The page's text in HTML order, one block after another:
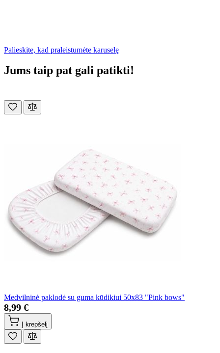
Palieskite, kad praleistumėte karuselę
Jums taip pat gali patikti!
Medvilninė paklodė su guma kūdikiui 50x83 "Pink bows"
8,99 €
Į krepšelį